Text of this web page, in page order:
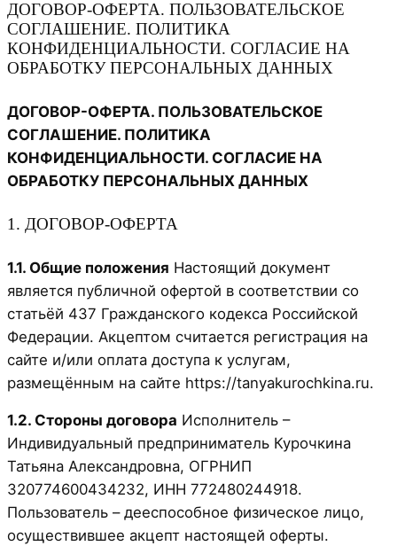
ДОГОВОР-ОФЕРТА. ПОЛЬЗОВАТЕЛЬСКОЕ
СОГЛАШЕНИЕ. ПОЛИТИКА
КОНФИДЕНЦИАЛЬНОСТИ. СОГЛАСИЕ НА
ОБРАБОТКУ ПЕРСОНАЛЬНЫХ ДАННЫХ
ДОГОВОР-ОФЕРТА. ПОЛЬЗОВАТЕЛЬСКОЕ
СОГЛАШЕНИЕ. ПОЛИТИКА
КОНФИДЕНЦИАЛЬНОСТИ. СОГЛАСИЕ НА
ОБРАБОТКУ ПЕРСОНАЛЬНЫХ ДАННЫХ
1. ДОГОВОР-ОФЕРТА
1.1. Общие положения Настоящий документ
является публичной офертой в соответствии со
статьёй 437 Гражданского кодекса Российской
Федерации. Акцептом считается регистрация на
сайте и/или оплата доступа к услугам,
размещённым на сайте https://tanyakurochkina.ru.
1.2. Стороны договора Исполнитель –
Индивидуальный предприниматель Курочкина
Татьяна Александровна, ОГРНИП
320774600434232, ИНН 772480244918.
Пользователь – дееспособное физическое лицо,
осуществившее акцепт настоящей оферты.